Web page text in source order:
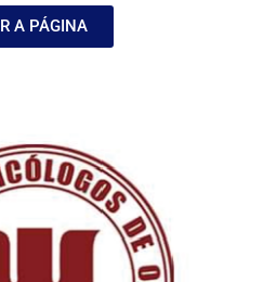
A PÁGINA